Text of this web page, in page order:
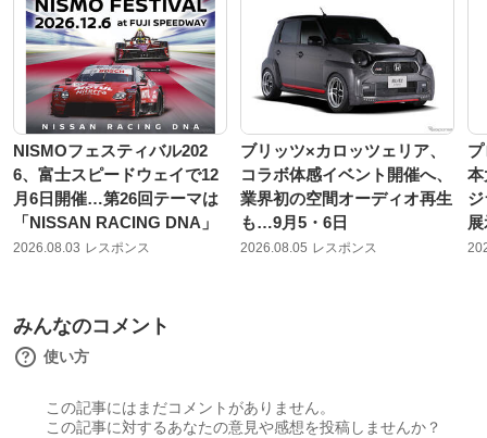
NISMOフェスティバル202
6、富士スピードウェイで12
月6日開催…第26回テーマは
「NISSAN RACING DNA」
2026.08.03 レスポンス
ブリッツ×カロッツェリア、
コラボ体感イベント開催へ、
業界初の空間オーディオ再生
も…9月5・6日
2026.08.05 レスポンス
みんなのコメント
使い方
この記事にはまだコメントがありません。
この記事に対するあなたの意見や感想を投稿しませんか？